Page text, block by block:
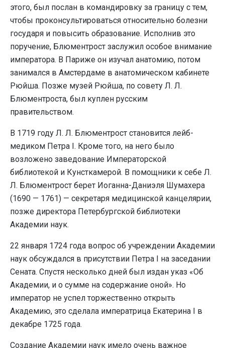
этого, был послан в командировку за границу с тем,
чтобы проконсультироваться относительно болезни
государя и повысить образование. Исполнив это
поручение, Блюментрост заслужил особое внимание
императора. В Париже он изучал анатомию, потом
занимался в Амстердаме в анатомическом кабинете
Рюйша. Позже музей Рюйша, по совету Л. Л.
Блюментроста, был куплен русским
правительством.
В 1719 году Л. Л. Блюментрост становится лейб-
медиком Петра I. Кроме того, на него было
возложено заведование Императорской
библиотекой и Кунсткамерой. В помощники к себе Л.
Л. Блюментрост берет Иоганна-Даниэля Шумахера
(1690 — 1761) — секретаря медицинской канцелярии,
позже директора Петербургской библиотеки
Академии наук.
22 января 1724 года вопрос об учреждении Академии
наук обсуждался в присутствии Петра I на заседании
Сената. Спустя несколько дней был издан указ «Об
Академии, и о сумме на содержание оной». Но
император не успел торжественно открыть
Академию, это сделала императрица Екатерина I в
декабре 1725 года.
Создание Академии наук имело очень важное